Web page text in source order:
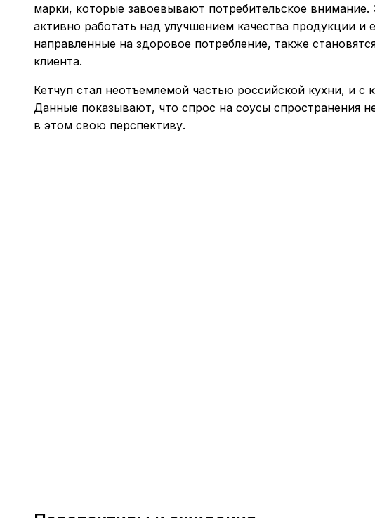
марки, которые завоевывают потребительское внимание.
активно работать над улучшением качества продукции и
направленные на здоровое потребление, также
клиента.
Кетчуп стал неотъемлемой частью российской кухни, и с
Данные показывают, что спрос на соусы спространения
в этом свою перспективу.